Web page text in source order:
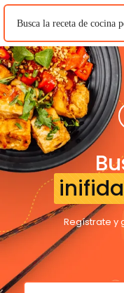
Regístrate y